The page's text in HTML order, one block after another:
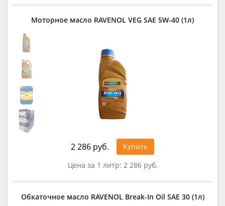
Моторное масло RAVENOL VEG SAE 5W-40 (1л)
2 286 руб.
Купить
Цена за 1 литр: 2 286 руб.
Обкаточное масло RAVENOL Break-In Oil SAE 30 (1л)